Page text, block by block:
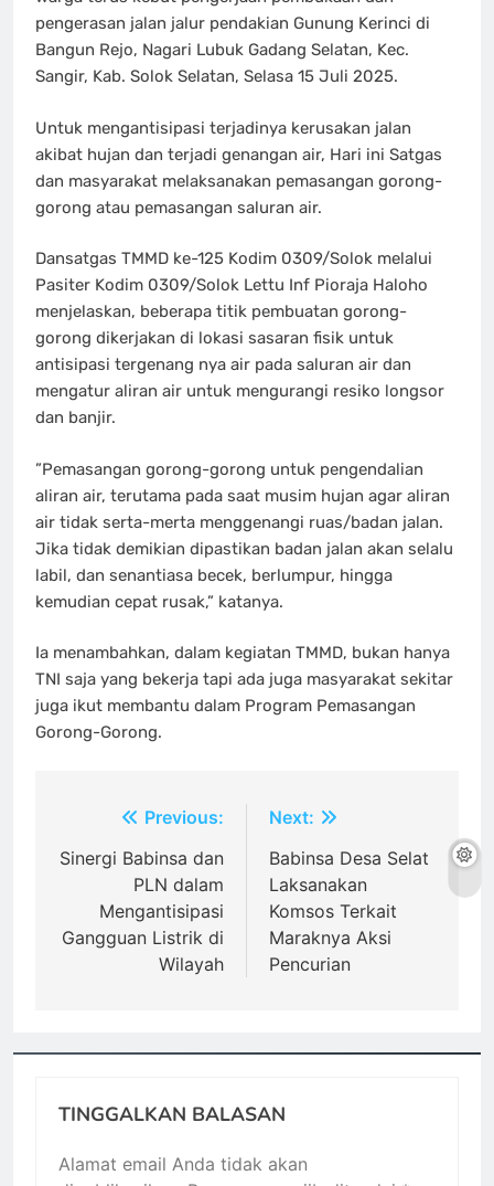
pengerasan jalan jalur pendakian Gunung Kerinci di
Bangun Rejo, Nagari Lubuk Gadang Selatan, Kec.
Sangir, Kab. Solok Selatan, Selasa 15 Juli 2025.
Untuk mengantisipasi terjadinya kerusakan jalan
akibat hujan dan terjadi genangan air, Hari ini Satgas
dan masyarakat melaksanakan pemasangan gorong-
gorong atau pemasangan saluran air.
Dansatgas TMMD ke-125 Kodim 0309/Solok melalui
Pasiter Kodim 0309/Solok Lettu Inf Pioraja Haloho
menjelaskan, beberapa titik pembuatan gorong-
gorong dikerjakan di lokasi sasaran fisik untuk
antisipasi tergenang nya air pada saluran air dan
mengatur aliran air untuk mengurangi resiko longsor
dan banjir.
”Pemasangan gorong-gorong untuk pengendalian
aliran air, terutama pada saat musim hujan agar aliran
air tidak serta-merta menggenangi ruas/badan jalan.
Jika tidak demikian dipastikan badan jalan akan selalu
labil, dan senantiasa becek, berlumpur, hingga
kemudian cepat rusak,” katanya.
Ia menambahkan, dalam kegiatan TMMD, bukan hanya
TNI saja yang bekerja tapi ada juga masyarakat sekitar
juga ikut membantu dalam Program Pemasangan
Gorong-Gorong.
Navigasi
pos
Previous:
Sinergi Babinsa dan
PLN dalam
Mengantisipasi
Gangguan Listrik di
Wilayah
Next:
Babinsa Desa Selat
Laksanakan
Komsos Terkait
Maraknya Aksi
Pencurian
TINGGALKAN BALASAN
Alamat email Anda tidak akan